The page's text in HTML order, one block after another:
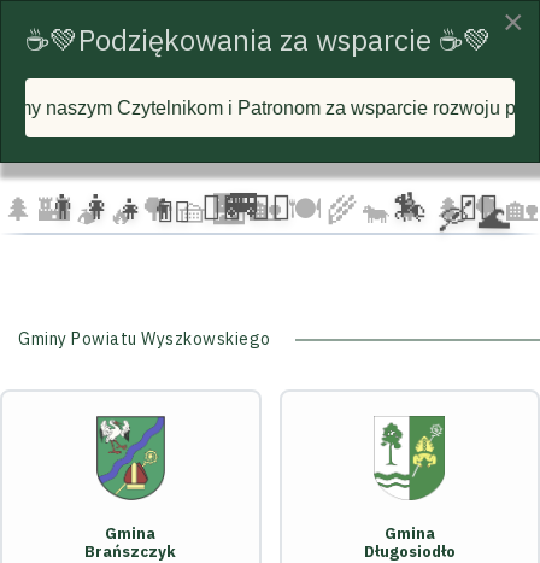
☁️ 🦅
☁️
🦅 🦅 ☁️
🌲 🏰 🏕️ 🔥🌳 🧺🌉🏡 🍽️🌾🐄🌲 🌲🌳🏡
🚐 🚴‍♂️
🏇 🛶 🌊
🚴‍♀️ 🏃‍♂️ 🏃‍♀️
👨‍👩‍👧‍👦
Gminy Powiatu Wyszkowskiego
Gmina
Brańszczyk
Gmina
Długosiodło
×
☕💚Podziękowania za wsparcie ☕💚
i Patronom za wsparcie rozwoju portalu i każdą